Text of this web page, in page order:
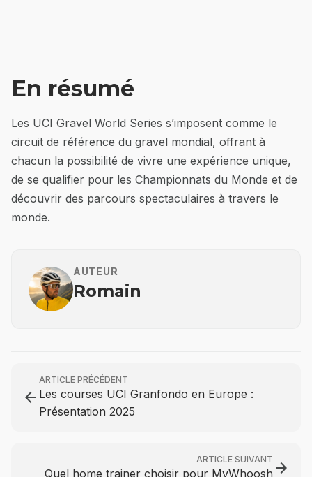
En résumé
Les UCI Gravel World Series s’imposent comme le
circuit de référence du gravel mondial, offrant à
chacun la possibilité de vivre une expérience unique,
de se qualifier pour les Championnats du Monde et de
découvrir des parcours spectaculaires à travers le
monde.
AUTEUR
Romain
arrow_back
ARTICLE PRÉCÉDENT
Les courses UCI Granfondo en Europe :
Présentation 2025
ARTICLE SUIVANT
Quel home trainer choisir pour MyWhoosh arrow_forward